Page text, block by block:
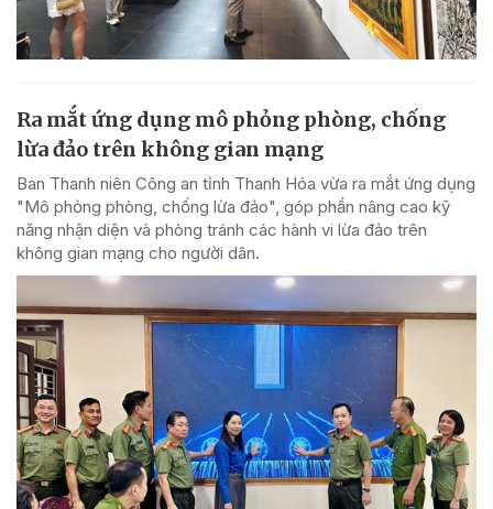
Ra mắt ứng dụng mô phỏng phòng, chống
lừa đảo trên không gian mạng
Ban Thanh niên Công an tỉnh Thanh Hóa vừa ra mắt ứng dụng
"Mô phỏng phòng, chống lừa đảo", góp phần nâng cao kỹ
năng nhận diện và phòng tránh các hành vi lừa đảo trên
không gian mạng cho người dân.